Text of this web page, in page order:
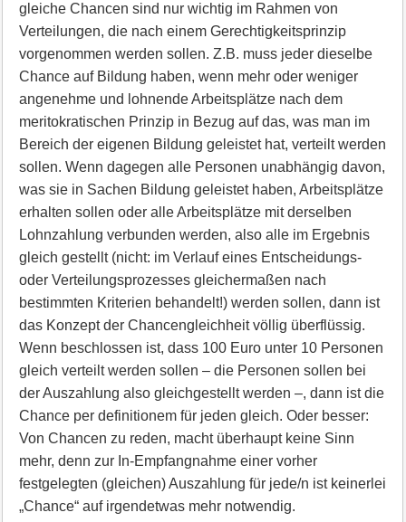
gleiche Chancen sind nur wichtig im Rahmen von
Verteilungen, die nach einem Gerechtigkeitsprinzip
vorgenommen werden sollen. Z.B. muss jeder dieselbe
Chance auf Bildung haben, wenn mehr oder weniger
angenehme und lohnende Arbeitsplätze nach dem
meritokratischen Prinzip in Bezug auf das, was man im
Bereich der eigenen Bildung geleistet hat, verteilt werden
sollen. Wenn dagegen alle Personen unabhängig davon,
was sie in Sachen Bildung geleistet haben, Arbeitsplätze
erhalten sollen oder alle Arbeitsplätze mit derselben
Lohnzahlung verbunden werden, also alle im Ergebnis
gleich gestellt (nicht: im Verlauf eines Entscheidungs-
oder Verteilungsprozesses gleichermaßen nach
bestimmten Kriterien behandelt!) werden sollen, dann ist
das Konzept der Chancengleichheit völlig überflüssig.
Wenn beschlossen ist, dass 100 Euro unter 10 Personen
gleich verteilt werden sollen – die Personen sollen bei
der Auszahlung also gleichgestellt werden –, dann ist die
Chance per definitionem für jeden gleich. Oder besser:
Von Chancen zu reden, macht überhaupt keine Sinn
mehr, denn zur In-Empfangnahme einer vorher
festgelegten (gleichen) Auszahlung für jede/n ist keinerlei
„Chance“ auf irgendetwas mehr notwendig.